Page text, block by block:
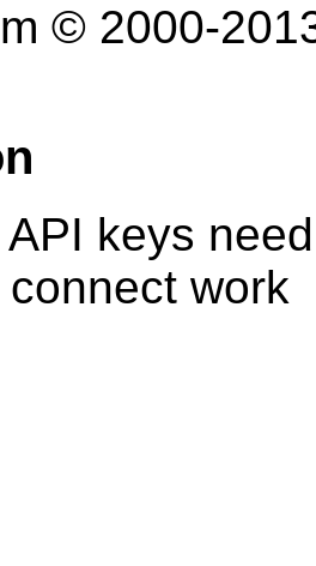
© 2000-
keys
work